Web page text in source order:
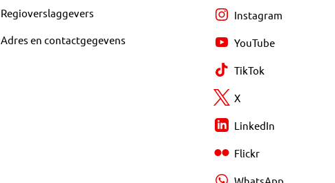
Regioverslaggevers
Adres en contactgegevens
Instagram
YouTube
TikTok
X
LinkedIn
Flickr
WhatsApp